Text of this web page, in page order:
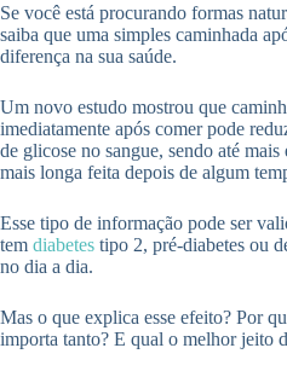
Se você está procurando formas
saiba que uma simples caminhada
diferença na sua saúde.
Um novo estudo mostrou que
imediatamente após comer pode
de glicose no sangue, sendo até
mais longa feita depois de algum
Esse tipo de informação pode ser
tem diabetes tipo 2, pré-diabetes ou
no dia a dia.
Mas o que explica esse efeito? Por
importa tanto? E qual o melhor jeito